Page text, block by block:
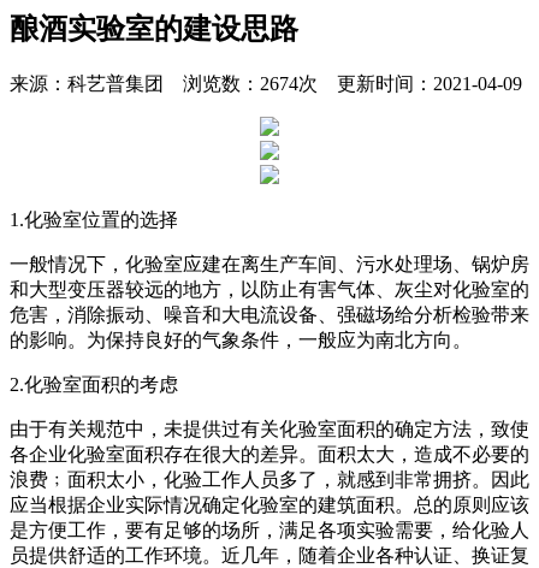
酿酒实验室的建设思路
来源：科艺普集团 浏览数：2674次 更新时间：2021-04-09
1.化验室位置的选择
一般情况下，化验室应建在离生产车间、污水处理场、锅炉房
和大型变压器较远的地方，以防止有害气体、灰尘对化验室的
危害，消除振动、噪音和大电流设备、强磁场给分析检验带来
的影响。为保持良好的气象条件，一般应为南北方向。
2.化验室面积的考虑
由于有关规范中，未提供过有关化验室面积的确定方法，致使
各企业化验室面积存在很大的差异。面积太大，造成不必要的
浪费﹔面积太小，化验工作人员多了，就感到非常拥挤。因此
应当根据企业实际情况确定化验室的建筑面积。总的原则应该
是方便工作，要有足够的场所，满足各项实验需要，给化验人
员提供舒适的工作环境。近几年，随着企业各种认证、换证复